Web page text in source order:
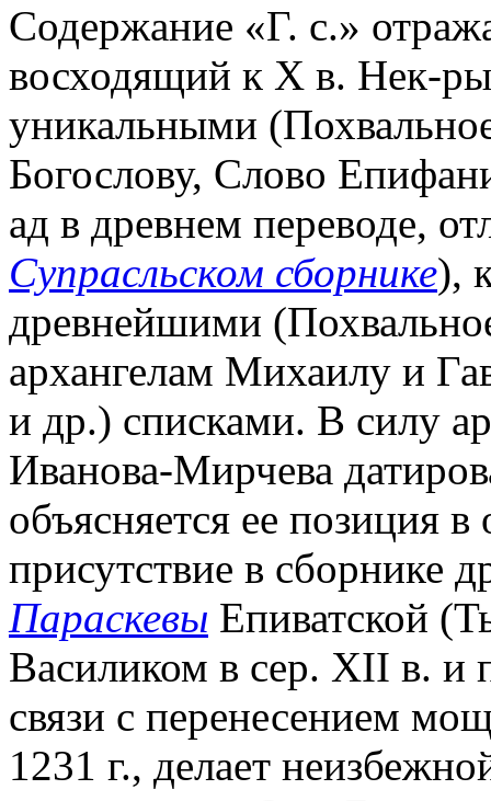
Содержание «Г. с.»
восходящий к X в. Нек-
уникальными
Богослову, Слово
ад в древнем переводе,
Супрасльском сборнике),
древнейшими
архангелам Михаилу и
и др.) списками. В силу
Иванова-Мирчева
объясняется ее позиция
присутствие в сборнике
Параскевы Епиватской
Василиком в сер. XII в. и
связи с перенесением
1231 г., делает